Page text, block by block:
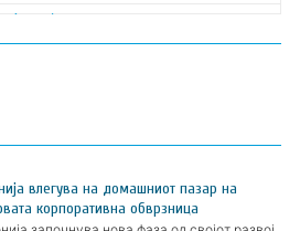
влегува на домашниот пазар на
корпоративна обврзница